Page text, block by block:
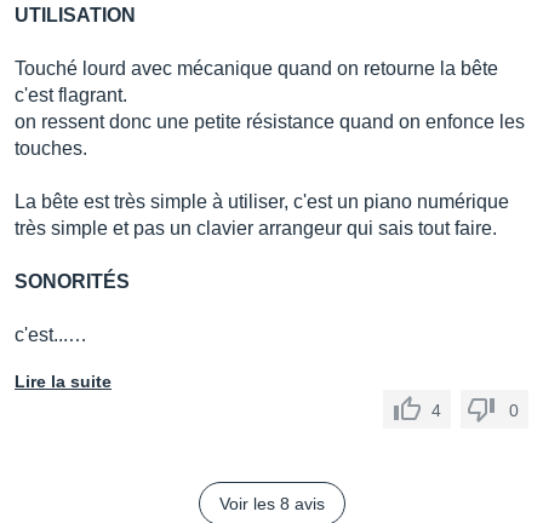
UTILISATION
Touché lourd avec mécanique quand on retourne la bête
c'est flagrant.
on ressent donc une petite résistance quand on enfonce les
touches.
La bête est très simple à utiliser, c'est un piano numérique
très simple et pas un clavier arrangeur qui sais tout faire.
SONORITÉS
c'est...…
Lire la suite
4
0
Voir les 8 avis